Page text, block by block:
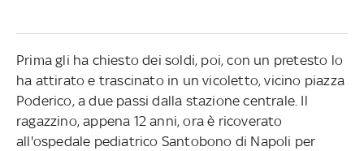
Prima gli ha chiesto dei soldi, poi, con un pretesto lo
ha attirato e trascinato in un vicoletto, vicino piazza
Poderico, a due passi dalla stazione centrale. Il
ragazzino, appena 12 anni, ora è ricoverato
all'ospedale pediatrico Santobono di Napoli per